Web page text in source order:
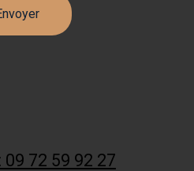
09 72 59 92 27